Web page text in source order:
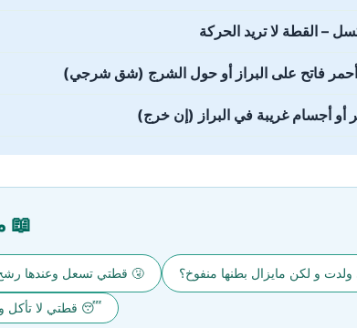
– القطة لا تريد الحركة
فاتح على البراز أو حول الشرج (شق شرجي)
أجسام غريبة في البراز (إن خرج)
📖
و لكن مايزال بطنها منفوخ؟ 🤧 قطتي تسعل وعندها رشح
😴 قطتي لا تأكل